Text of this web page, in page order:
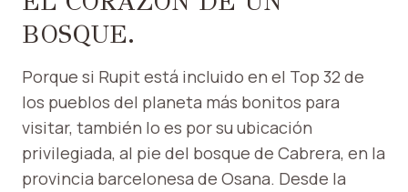
BOSQUE.
Porque si Rupit está incluido en el Top 32 de
los pueblos del planeta más bonitos para
visitar, también lo es por su ubicación
privilegiada, al pie del bosque de Cabrera, en la
provincia barcelonesa de Osana. Desde la